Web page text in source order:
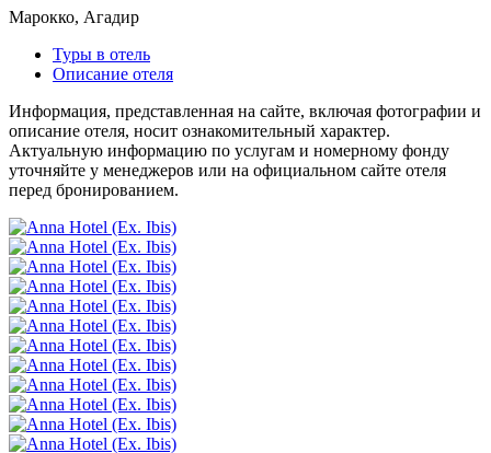
Марокко, Агадир
Туры в отель
Описание отеля
Информация, представленная на сайте, включая фотографии и
описание отеля, носит ознакомительный характер.
Актуальную информацию по услугам и номерному фонду
уточняйте у менеджеров или на официальном сайте отеля
перед бронированием.